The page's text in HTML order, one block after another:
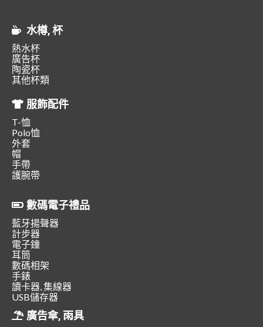
水樽, 杯
熱水杯
廣告杯
陶瓷杯
其他杯類
服飾配件
T-恤
Polo恤
外套
帽
手帶
護腕帶
數碼電子禮品
藍牙揚聲器
計步器
電子鐘
耳筒
數碼相架
手錶
讀卡器, 集線器
USB儲存器
廣告傘, 雨具